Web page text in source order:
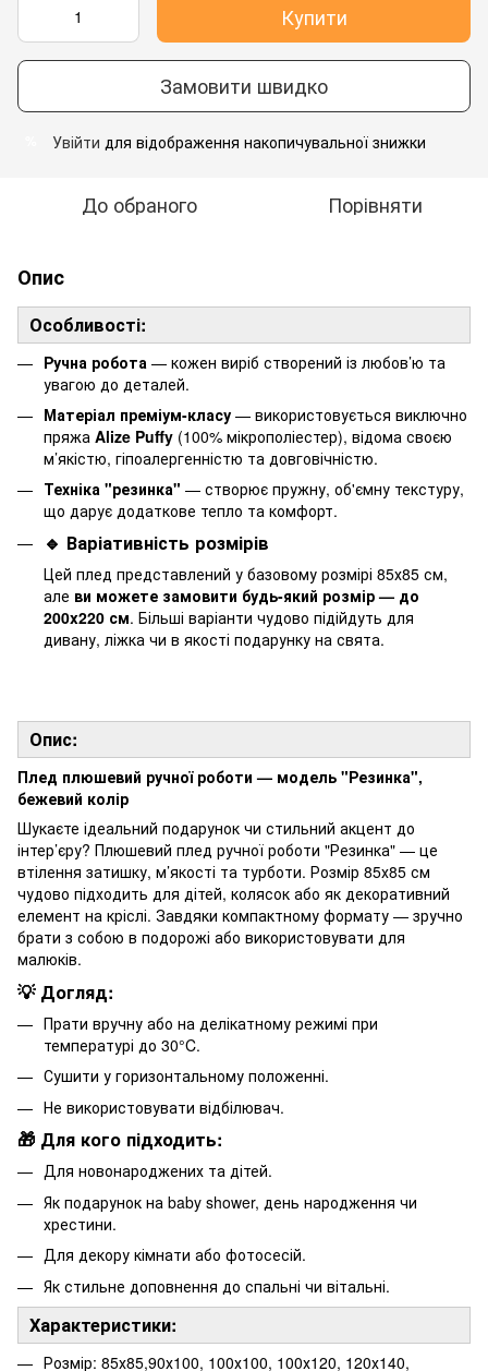
Купити
Замовити швидко
Увійти для відображення накопичувальної знижки
До обраного Порівняти
Опис
Особливості:
Ручна робота — кожен виріб створений із любов’ю та
увагою до деталей.
Матеріал преміум-класу — використовується виключно
пряжа Alize Puffy (100% мікрополіестер), відома своєю
м’якістю, гіпоалергенністю та довговічністю.
Техніка "резинка" — створює пружну, об'ємну текстуру,
що дарує додаткове тепло та комфорт.
🔹 Варіативність розмірів
Цей плед представлений у базовому розмірі 85х85 см,
але ви можете замовити будь-який розмір — до
200x220 см. Більші варіанти чудово підійдуть для
дивану, ліжка чи в якості подарунку на свята.
Опис:
Плед плюшевий ручної роботи — модель "Резинка",
бежевий колір
Шукаєте ідеальний подарунок чи стильний акцент до
інтер’єру? Плюшевий плед ручної роботи "Резинка" — це
втілення затишку, м’якості та турботи. Розмір 85х85 см
чудово підходить для дітей, колясок або як декоративний
елемент на кріслі. Завдяки компактному формату — зручно
брати з собою в подорожі або використовувати для
малюків.
💡 Догляд:
Прати вручну або на делікатному режимі при
температурі до 30°C.
Сушити у горизонтальному положенні.
Не використовувати відбілювач.
🎁 Для кого підходить:
Для новонароджених та дітей.
Як подарунок на baby shower, день народження чи
хрестини.
Для декору кімнати або фотосесій.
Як стильне доповнення до спальні чи вітальні.
Характеристики:
Розмір: 85х85,90х100, 100х100, 100х120, 120х140,